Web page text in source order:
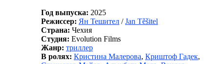
Год выпуска: 2025
Режиссер: Ян Тешител /Jan Těšitel
Страна: Чехия
Студия: Evolution Films
Жанр: триллер
В ролях: Кристина Малерова, Криштоф Гадек,